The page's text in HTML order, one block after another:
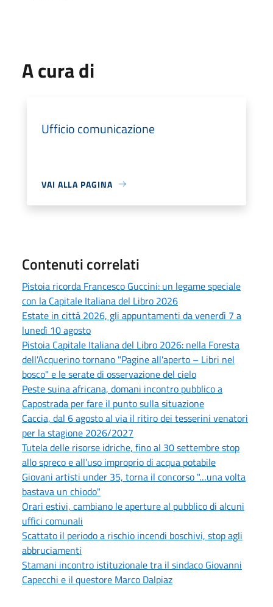
A cura di
Ufficio comunicazione
VAI ALLA PAGINA
Contenuti correlati
Pistoia ricorda Francesco Guccini: un legame speciale
con la Capitale Italiana del Libro 2026
Estate in città 2026, gli appuntamenti da venerdì 7 a
lunedì 10 agosto
Pistoia Capitale Italiana del Libro 2026: nella Foresta
dell'Acquerino tornano "Pagine all'aperto – Libri nel
bosco" e le serate di osservazione del cielo
Peste suina africana, domani incontro pubblico a
Capostrada per fare il punto sulla situazione
Caccia, dal 6 agosto al via il ritiro dei tesserini venatori
per la stagione 2026/2027
Tutela delle risorse idriche, fino al 30 settembre stop
allo spreco e all’uso improprio di acqua potabile
Giovani artisti under 35, torna il concorso "…una volta
bastava un chiodo"
Orari estivi, cambiano le aperture al pubblico di alcuni
uffici comunali
Scattato il periodo a rischio incendi boschivi, stop agli
abbruciamenti
Stamani incontro istituzionale tra il sindaco Giovanni
Capecchi e il questore Marco Dalpiaz